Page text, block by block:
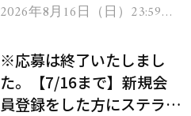
2026年8月16日（日）23:59ま
※応募は終了いたしまし
た。【7/16まで】新規会
員登録をした方にステラボ